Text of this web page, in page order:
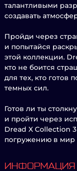
талантливыми
создавать
Пройди через
и попытайся
этой коллекции.
кто не боится
для тех, кто готов
темных сил.
Готов ли ты
и пройти через
Dread X Collection
погружению в мир
ИНФОРМАЦИЯ